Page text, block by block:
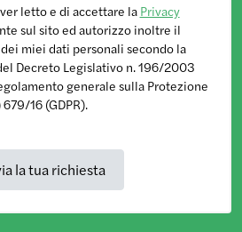
letto e di accettare la Privacy
sul sito ed autorizzo inoltre il
miei dati personali secondo la
Decreto Legislativo n. 196/2003
generale sulla Protezione
16 (GDPR).